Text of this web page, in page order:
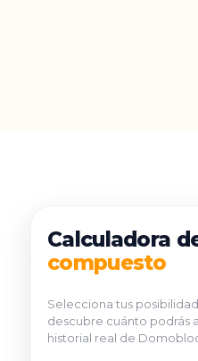
Calculadora
compuesto
Selecciona tus
descubre cuánto podrás
historial real de